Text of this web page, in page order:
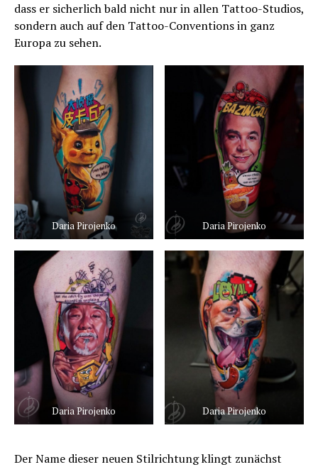
dass er sicherlich bald nicht nur in allen Tattoo-Studios,
sondern auch auf den Tattoo-Conventions in ganz
Europa zu sehen.
Daria Pirojenko Daria Pirojenko
Daria Pirojenko Daria Pirojenko
Der Name dieser neuen Stilrichtung klingt zunächst